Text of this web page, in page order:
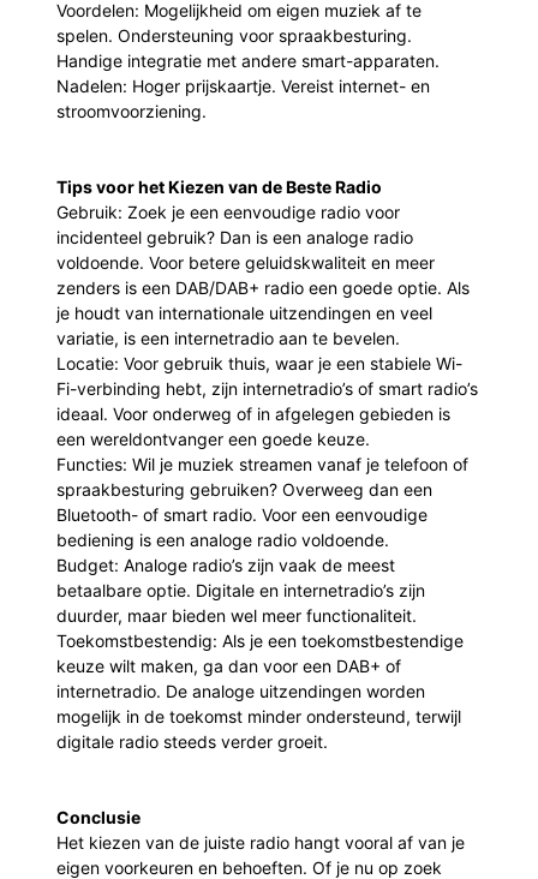
Voordelen: Mogelijkheid om eigen muziek af te
spelen. Ondersteuning voor spraakbesturing.
Handige integratie met andere smart-apparaten.
Nadelen: Hoger prijskaartje. Vereist internet- en
stroomvoorziening.
Tips voor het Kiezen van de Beste Radio
Gebruik: Zoek je een eenvoudige radio voor
incidenteel gebruik? Dan is een analoge radio
voldoende. Voor betere geluidskwaliteit en meer
zenders is een DAB/DAB+ radio een goede optie. Als
je houdt van internationale uitzendingen en veel
variatie, is een internetradio aan te bevelen.
Locatie: Voor gebruik thuis, waar je een stabiele Wi-
Fi-verbinding hebt, zijn internetradio’s of smart radio’s
ideaal. Voor onderweg of in afgelegen gebieden is
een wereldontvanger een goede keuze.
Functies: Wil je muziek streamen vanaf je telefoon of
spraakbesturing gebruiken? Overweeg dan een
Bluetooth- of smart radio. Voor een eenvoudige
bediening is een analoge radio voldoende.
Budget: Analoge radio’s zijn vaak de meest
betaalbare optie. Digitale en internetradio’s zijn
duurder, maar bieden wel meer functionaliteit.
Toekomstbestendig: Als je een toekomstbestendige
keuze wilt maken, ga dan voor een DAB+ of
internetradio. De analoge uitzendingen worden
mogelijk in de toekomst minder ondersteund, terwijl
digitale radio steeds verder groeit.
Conclusie
Het kiezen van de juiste radio hangt vooral af van je
eigen voorkeuren en behoeften. Of je nu op zoek